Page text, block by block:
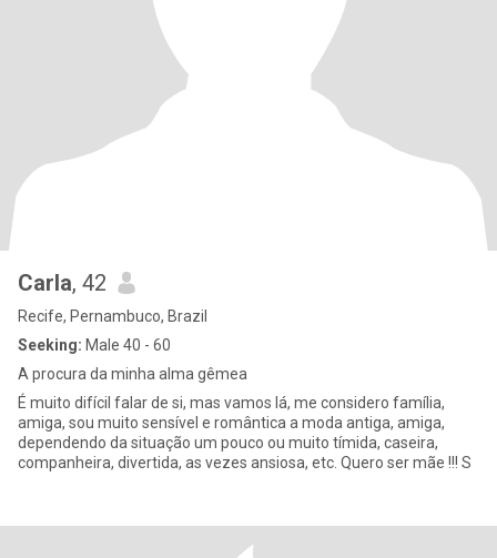
Carla, 42
Recife, Pernambuco, Brazil
Seeking: Male 40 - 60
A procura da minha alma gêmea
É muito difícil falar de si, mas vamos lá, me considero família,
amiga, sou muito sensível e romântica a moda antiga, amiga,
dependendo da situação um pouco ou muito tímida, caseira,
companheira, divertida, as vezes ansiosa, etc. Quero ser mãe !!! S